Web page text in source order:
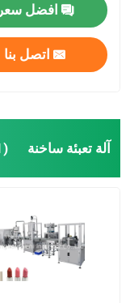
افضل سعر
اتصل بنا
آلة تعبئة ساخنة (51)